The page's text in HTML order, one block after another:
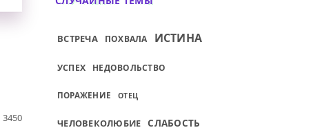
3450
ВСТРЕЧА ПОХВАЛА ИСТИНА
УСПЕХ НЕДОВОЛЬСТВО
ПОРАЖЕНИЕ ОТЕЦ
ЧЕЛОВЕКОЛЮБИЕ СЛАБОСТЬ